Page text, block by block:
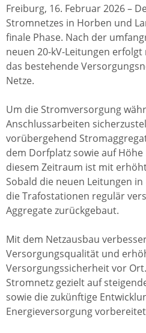
Freiburg, 16. Februar 2026 –
Stromnetzes in Horben und
finale Phase. Nach der
neuen 20-kV-Leitungen
das bestehende
Netze.
Um die Stromversorgung
Anschlussarbeiten
vorübergehend
dem Dorfplatz sowie auf
diesem Zeitraum ist mit
Sobald die neuen Leitungen
die Trafostationen regulär
Aggregate zurückgebaut.
Mit dem Netzausbau
Versorgungsqualität und
Versorgungssicherheit vor
Stromnetz gezielt auf
sowie die zukünftige
Energieversorgung